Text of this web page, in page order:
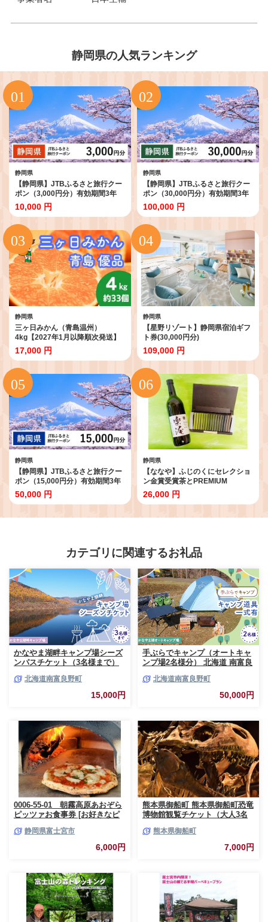
静岡県の人気ランキング
静岡県
【静岡県】JTBふるさと旅行クー
ポン（3,000円分）有効期間3年
（Eメール発行）｜旅行 トラベル
予約 国内旅行 JTB 宿泊 観光 体験
旅行券 宿泊券 旅行予約 温泉 ホテ
ル 旅館 チケット 子供 子連れ カッ
プル 家族 人気 おすすめ 旅行クー
ポン 店頭 オンライン ネット予約
電話 有効期間3年
10,000 円
静岡県
【静岡県】JTBふるさと旅行クー
ポン（30,000円分）有効期間3年
（Eメール発行）｜旅行 トラベル
予約 国内旅行 JTB 宿泊 観光 体験
旅行券 宿泊券 旅行予約 温泉 ホテ
ル 旅館 チケット 子供 子連れ カッ
プル 家族 人気 おすすめ 旅行クー
ポン 店頭 オンライン ネット予約
電話 有効期間3年
100,000 円
静岡県
三ヶ日みかん（青島温州）
4kg【2027年1月以降順次発送】
17,000 円
静岡県
【星野リゾート】静岡県宿泊ギフ
ト券(30,000円分)
109,000 円
静岡県
【静岡県】JTBふるさと旅行クー
ポン（15,000円分）有効期間3年
（Eメール発行）｜旅行 トラベル
予約 国内旅行 JTB 宿泊 観光 体験
ル 旅館 チケット 子供 子連れ カッ
電話 有効期間3年
50,000 円
静岡県
【ななや】ふじのくにセレクショ
ン金賞受賞茶とPREMIUM
MATCHA７チョコ（700ml×1瓶
＋16本×1箱）
26,000 円
カテゴリに関連するお礼品
かなやま湖畔キャンプ場シーズ
ンパスチケット（3名様まで）
なやま湖 宿泊券 入場券 シーズ
北海道南富良野町
15,000円
手ぶらでキャンプ（オートキャ
ンプ場2名様分） 北海道 南富良
かなやま湖 宿泊券 チケット 入
場券 体験チケット ドックラン
北海道南富良野町
50,000円
0006-55-01 朝霧高原あおぞら
ピッツァお食事券 [お好きなピ
静岡県富士宮市
6,000円
熊本県御船町 熊本県御船町恐竜
博物館観覧チケット（大人3名
日祝除く)》 熊本県御船町恐竜
熊本県御船町
7,000円